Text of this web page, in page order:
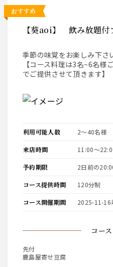
おすすめ
【葵aoi】 飲み放題
季節の味覚をお楽しみ下さ
【コース料理は3名~6名様
でご提供させて頂きます】
コー
先付
鹿島屋寄せ豆腐
利用可能人数 2〜40名様
来店時間 11:00〜
予約期限 2日前の
コース提供時間 120分制
コース開催期間 2025-11-16